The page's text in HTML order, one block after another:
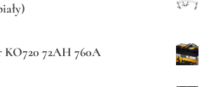
72AH 760A